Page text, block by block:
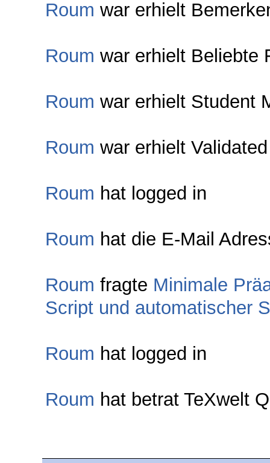
Roum war erhielt
Roum war erhielt Beliebte
Roum war erhielt Student
Roum war erhielt
Roum hat logged in
Roum hat die E-Mail
Roum fragte Minimale
Script und automatischer
Roum hat logged in
Roum hat betrat TeXwelt